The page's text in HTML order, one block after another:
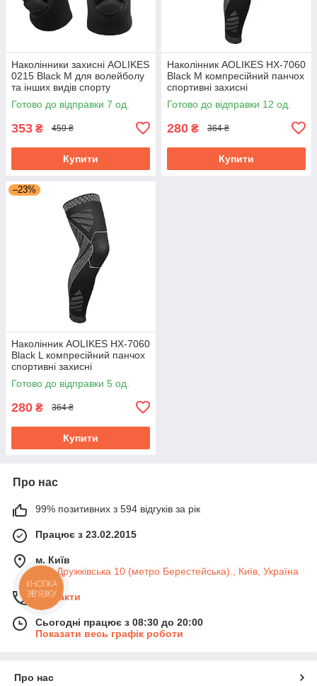
Наколінники захисні AOLIKES
0215 Black M для волейболу
та інших видів спорту
Готово до відправки 7 од.
353 ₴ 459 ₴
Купити
Наколінник AOLIKES HX-7060
Black M компресійний панчох
спортивні захисні
пристосування для ніг
Готово до відправки 12 од.
280 ₴ 364 ₴
Купити
–23%
Наколінник AOLIKES HX-7060
Black L компресійний панчох
спортивні захисні
пристосування для ніг
Готово до відправки 5 од.
280 ₴ 364 ₴
Купити
Про нас
99% позитивних з 594 відгуків за рік
Працює з 23.02.2015
м. Київ
вул. Дружківська 10 (метро Берестейська)., Київ, Україна
Контакти
Сьогодні працює з 08:30 до 20:00
Показати весь графік роботи
Про нас
КНОПКА
ЗВ'ЯЗКУ